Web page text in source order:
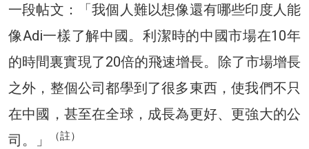
一段帖文：「我個人難以想像還有哪些印度人能
像Adi一樣了解中國。利潔時的中國市場在10年
的時間裏實現了20倍的飛速增長。除了市場增長
之外，整個公司都學到了很多東西，使我們不只
在中國，甚至在全球，成長為更好、更強大的公
司。」
（註）